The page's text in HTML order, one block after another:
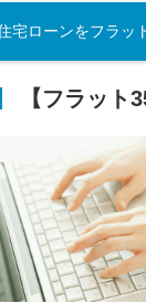
宅ローンをフラッ
【フラッ